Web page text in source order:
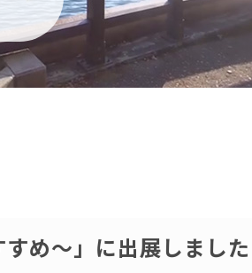
め〜」に出展しました